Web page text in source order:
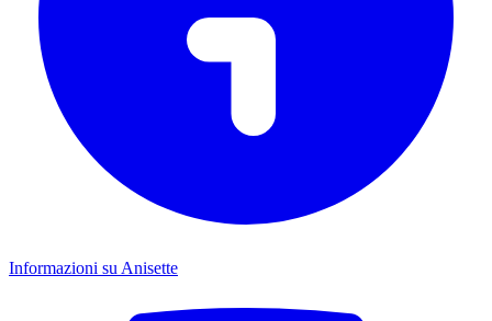
Informazioni su Anisette